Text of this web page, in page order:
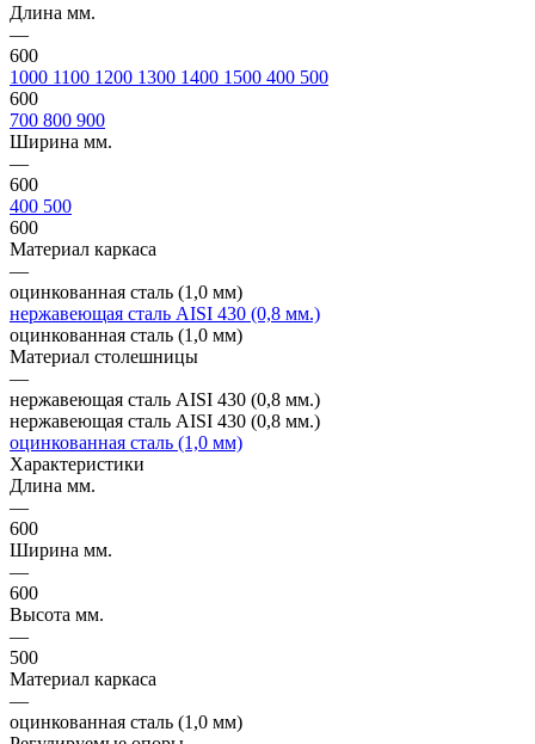
Длина мм.
—
600
1000 1100 1200 1300 1400 1500 400 500
600
700 800 900
Ширина мм.
—
600
400 500
600
Материал каркаса
—
оцинкованная сталь (1,0 мм)
нержавеющая сталь AISI 430 (0,8 мм.)
оцинкованная сталь (1,0 мм)
Материал столешницы
—
нержавеющая сталь AISI 430 (0,8 мм.)
нержавеющая сталь AISI 430 (0,8 мм.)
оцинкованная сталь (1,0 мм)
Характеристики
Длина мм.
—
600
Ширина мм.
—
600
Высота мм.
—
500
Материал каркаса
—
оцинкованная сталь (1,0 мм)